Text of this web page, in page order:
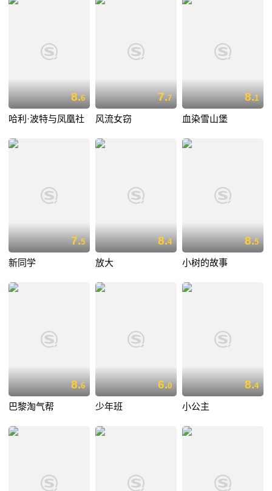
8.6
哈利·波特与凤凰社
7.7
风流女窃
8.1
血染雪山堡
7.5
新同学
8.4
放大
8.5
小树的故事
8.6
巴黎淘气帮
6.0
少年班
8.4
小公主